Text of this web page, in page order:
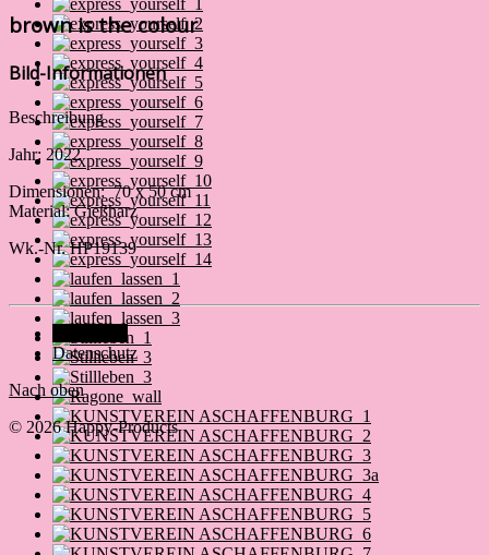
brown is the colour
Bild-Informationen
Beschreibung
Jahr: 2022
Dimensionen: 70 x 50 cm
Material: Gießharz
Wk.-Nr. HP19139
Datenschutz
Nach oben
© 2026 Happy-Products